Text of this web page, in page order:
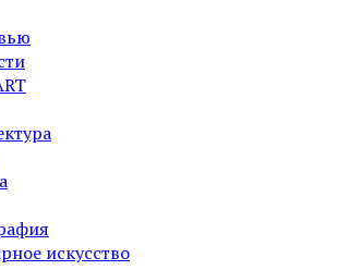
искусство